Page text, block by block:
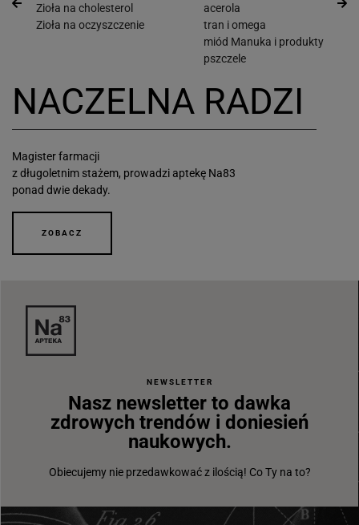
Zioła na cholesterol
Zioła na oczyszczenie
acerola
tran i omega
miód Manuka i produkty
pszczele
NACZELNA RADZI
Magister farmacji
z długoletnim stażem, prowadzi aptekę Na83
ponad dwie dekady.
ZOBACZ
NEWSLETTER
Nasz newsletter to dawka
zdrowych trendów i doniesień
naukowych.
Obiecujemy nie przedawkować z ilością! Co Ty na to?